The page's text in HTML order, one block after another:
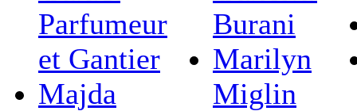
Parfumeur
et Gantier
Majda
Burani
Marilyn
Miglin